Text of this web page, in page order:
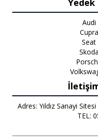
Yedek
Audi
Seat
Adres: Yıldız Sanayi
TEL: